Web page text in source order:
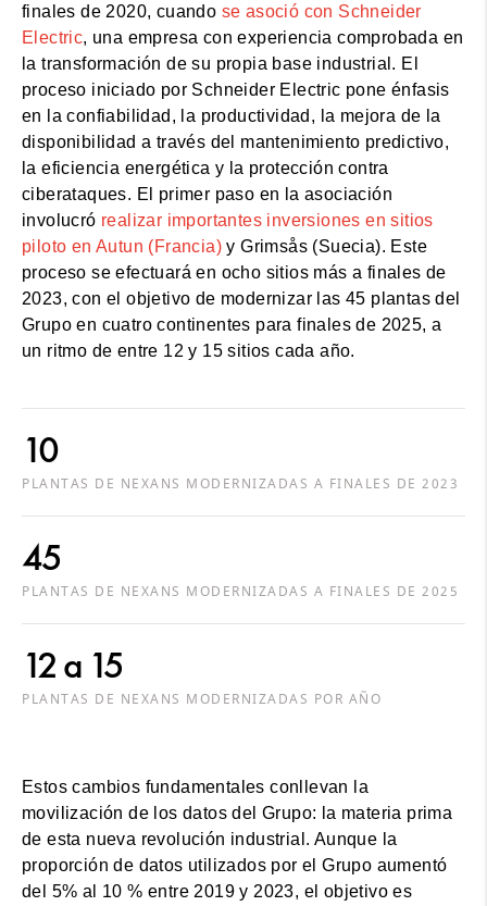
finales de 2020, cuando se asoció con Schneider
Electric, una empresa con experiencia comprobada en
la transformación de su propia base industrial. El
proceso iniciado por Schneider Electric pone énfasis
en la confiabilidad, la productividad, la mejora de la
disponibilidad a través del mantenimiento predictivo,
la eficiencia energética y la protección contra
ciberataques. El primer paso en la asociación
involucró realizar importantes inversiones en sitios
piloto en Autun (Francia) y Grimsås (Suecia). Este
proceso se efectuará en ocho sitios más a finales de
2023, con el objetivo de modernizar las 45 plantas del
Grupo en cuatro continentes para finales de 2025, a
un ritmo de entre 12 y 15 sitios cada año.
10
PLANTAS DE NEXANS MODERNIZADAS A FINALES DE 2023
45
PLANTAS DE NEXANS MODERNIZADAS A FINALES DE 2025
12 a 15
PLANTAS DE NEXANS MODERNIZADAS POR AÑO
Estos cambios fundamentales conllevan la
movilización de los datos del Grupo: la materia prima
de esta nueva revolución industrial. Aunque la
proporción de datos utilizados por el Grupo aumentó
del 5% al 10 % entre 2019 y 2023, el objetivo es